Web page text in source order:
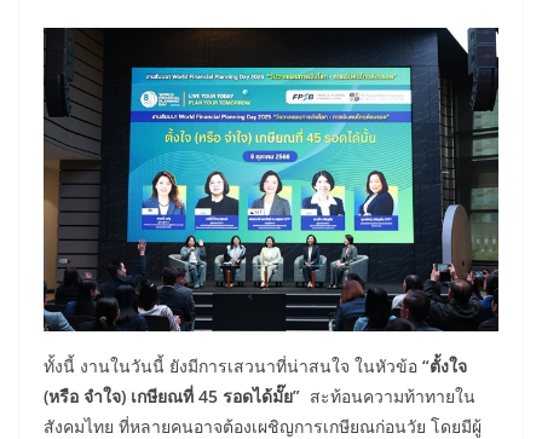
ทั้งนี้ งานในวันนี้ ยังมีการเสวนาที่น่าสนใจ ในหัวข้อ “ตั้งใจ
(หรือ จำใจ) เกษียณที่ 45 รอดได้มั๊ย” สะท้อนความท้าทายใน
สังคมไทย ที่หลายคนอาจต้องเผชิญการเกษียณก่อนวัย โดยมีผู้